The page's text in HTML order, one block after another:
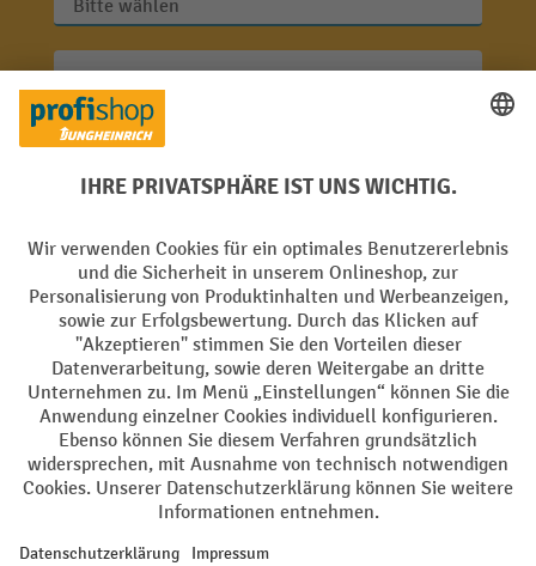
Jetzt anmelden
Mit einem Klick auf "Anmelden" erklären Sie sich bereit,
Werbung von Jungheinrich PROFISHOP in Form von
Newsletter zu erhalten.
Nähere Informationen zur Datenverarbeitung beim
Newsletter finden Siehier.